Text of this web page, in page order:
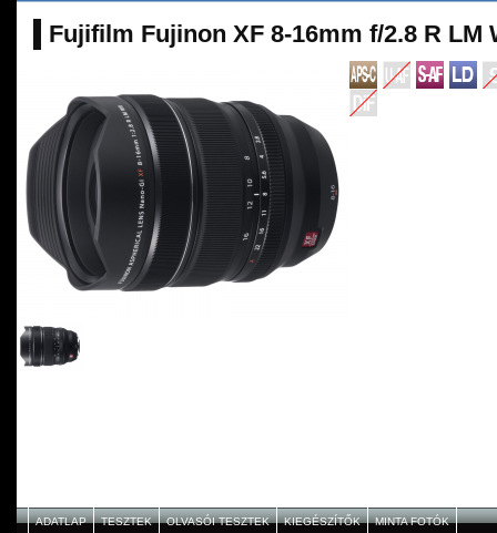
Fujifilm Fujinon XF 8-16mm f/2.8 R LM
ADATLAP TESZTEK OLVASÓI TESZTEK KIEGÉSZÍTŐK MINTA FOTÓK